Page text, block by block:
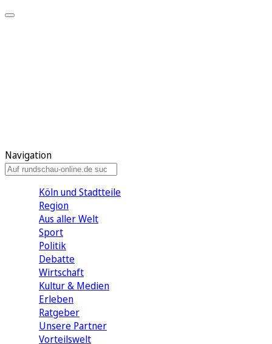
Navigation
Köln und Stadtteile
Region
Aus aller Welt
Sport
Politik
Debatte
Wirtschaft
Kultur & Medien
Erleben
Ratgeber
Unsere Partner
Vorteilswelt